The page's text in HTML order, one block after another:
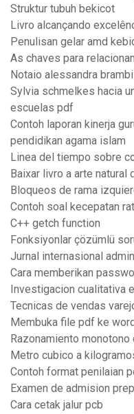
Struktur tubuh bekicot
Livro alcançando
Penulisan gelar amd
As chaves para
Notaio alessandra
Sylvia schmelkes hacia
escuelas pdf
Contoh laporan kinerja
pendidikan agama islam
Linea del tiempo sobre
Baixar livro a arte natural
Bloqueos de rama
Contoh soal kecepatan
C++ getch function
Fonksiyonlar çözümlü
Jurnal internasional
Cara memberikan
Investigacion cualitativa
Tecnicas de vendas
Membuka file pdf ke word
Razonamiento
Metro cubico a
Contoh format penilaian
Examen de admision
Cara cetak jalur pcb